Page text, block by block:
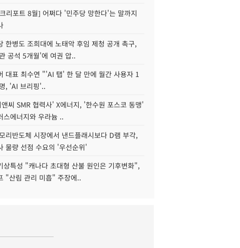
리포트 8월] 어쩌다 '민주당 망한다'는 말까지
한병도 조희대에 노태악 후임 제청 공개 촉구,
공석 5개월'에 여권 압..
대표 최수연 "'AI 탭' 한 달 만에 월간 사용자 1
, 'AI 브리핑'..
씨 SMR 협력사' X에너지, '한수원 포스코 동맹'
스에너지와 우라늄 ..
리반도체 시장에서 낸드플래시보다 D램 부각,
물량 선점 수요의 '우선순위'
상특성 "캐나다 초대형 산불 원인은 기후변화",
"산림 관리 미흡" 주장에..